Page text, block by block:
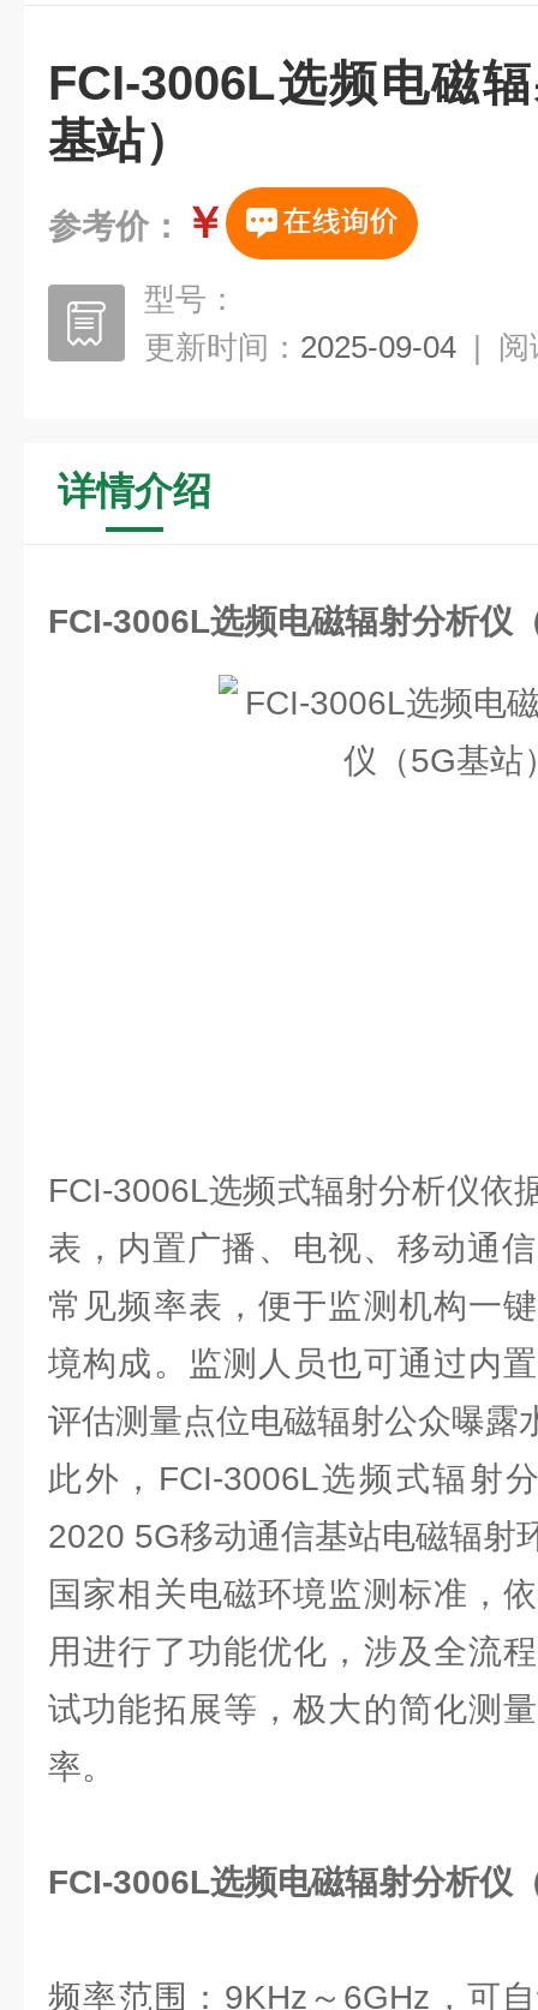
FCI-3006L选频电磁
基站）
参考价： ￥
型号：
更新时间： 2025-09-04 | 阅
详情介绍
FCI-3006L选频电磁辐射分析仪
FCI-3006L选频式辐射分析仪依
表，内置广播、电视、移动通
常见频率表，便于监测机构一
境构成。监测人员也可通过内
评估测量点位电磁辐射公众曝露
此外，FCI-3006L选频式辐射
2020 5G移动通信基站电磁辐射
国家相关电磁环境监测标准，
用进行了功能优化，涉及全流
试功能拓展等，极大的简化测
率。
FCI-3006L选频电磁辐射分析仪
频率范围：9KHz～6GHz，可